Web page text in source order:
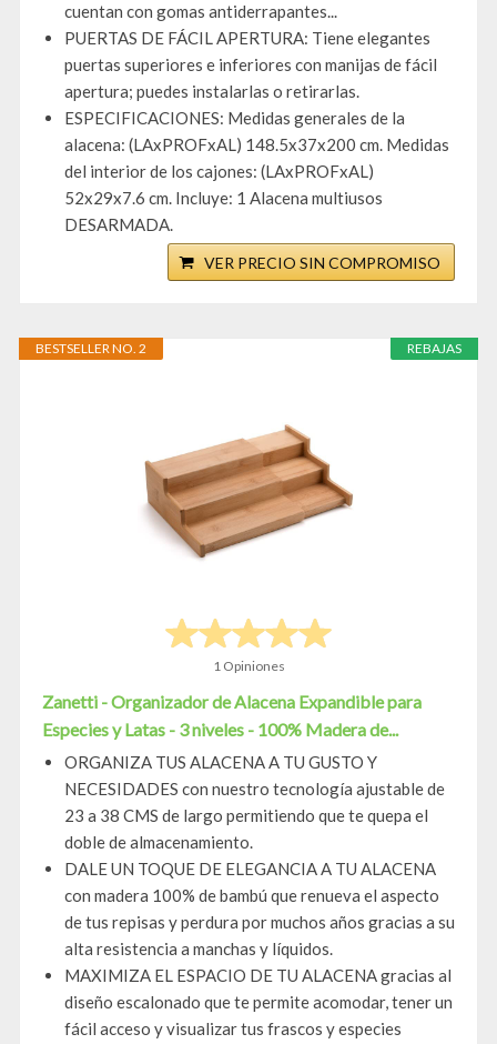
cuentan con gomas antiderrapantes...
PUERTAS DE FÁCIL APERTURA: Tiene elegantes
puertas superiores e inferiores con manijas de fácil
apertura; puedes instalarlas o retirarlas.
ESPECIFICACIONES: Medidas generales de la
alacena: (LAxPROFxAL) 148.5x37x200 cm. Medidas
del interior de los cajones: (LAxPROFxAL)
52x29x7.6 cm. Incluye: 1 Alacena multiusos
DESARMADA.
VER PRECIO SIN COMPROMISO
REBAJAS
BESTSELLER NO. 2
1 Opiniones
Zanetti - Organizador de Alacena Expandible para
Especies y Latas - 3 niveles - 100% Madera de...
ORGANIZA TUS ALACENA A TU GUSTO Y
NECESIDADES con nuestro tecnología ajustable de
23 a 38 CMS de largo permitiendo que te quepa el
doble de almacenamiento.
DALE UN TOQUE DE ELEGANCIA A TU ALACENA
con madera 100% de bambú que renueva el aspecto
de tus repisas y perdura por muchos años gracias a su
alta resistencia a manchas y líquidos.
MAXIMIZA EL ESPACIO DE TU ALACENA gracias al
diseño escalonado que te permite acomodar, tener un
fácil acceso y visualizar tus frascos y especies